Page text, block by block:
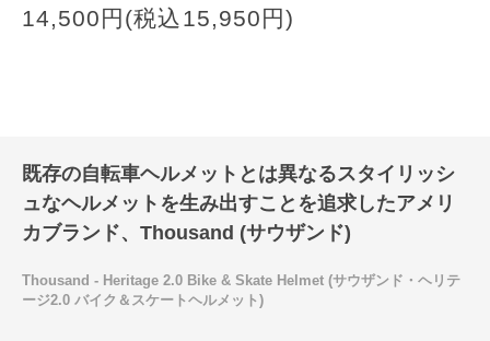
14,500円(税込15,950円)
既存の自転車ヘルメットとは異なるスタイリッシ
ュなヘルメットを生み出すことを追求したアメリ
カブランド、Thousand (サウザンド)
Thousand - Heritage 2.0 Bike & Skate Helmet (サウザンド・ヘリテ
ージ2.0 バイク＆スケートヘルメット)